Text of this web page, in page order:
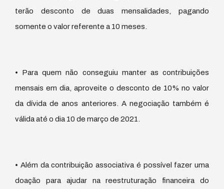
terão desconto de duas mensalidades, pagando
somente o valor referente a 10 meses.
• Para quem não conseguiu manter as contribuições
mensais em dia, aproveite o desconto de 10% no valor
da dívida de anos anteriores. A negociação também é
válida até o dia 10 de março de 2021.
• Além da contribuição associativa é possível fazer uma
doação para ajudar na reestruturação financeira do